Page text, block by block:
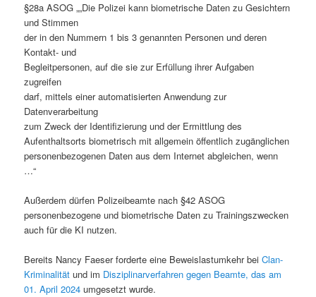
§28a ASOG „„Die Polizei kann biometrische Daten zu Gesichtern
und Stimmen
der in den Nummern 1 bis 3 genannten Personen und deren
Kontakt- und
Begleitpersonen, auf die sie zur Erfüllung ihrer Aufgaben
zugreifen
darf, mittels einer automatisierten Anwendung zur
Datenverarbeitung
zum Zweck der Identifizierung und der Ermittlung des
Aufenthaltsorts biometrisch mit allgemein öffentlich zugänglichen
personenbezogenen Daten aus dem Internet abgleichen, wenn
…“
Außerdem dürfen Polizeibeamte nach §42 ASOG
personenbezogene und biometrische Daten zu Trainingszwecken
auch für die KI nutzen.
Bereits Nancy Faeser forderte eine Beweislastumkehr beiClan-
Kriminalität und im Disziplinarverfahren gegen Beamte, das am
01. April 2024umgesetzt wurde.